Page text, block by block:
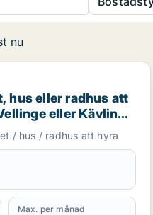
nu
eller radhus att hyra i
hus eller radhus att
eller Kävlinge
/ hus / radhus att hyra
Max. per månad